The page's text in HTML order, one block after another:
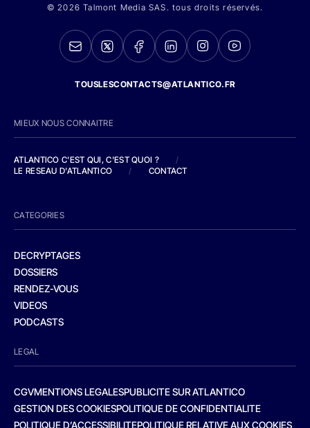
© 2026 Talmont Media SAS. tous droits réservés.
TOUSLESCONTACTS@ATLANTICO.FR
MIEUX NOUS CONNAITRE
ATLANTICO C'EST QUI, C'EST QUOI ?
/
LE RESEAU D'ATLANTICO
/ CONTACT
CATEGORIES
DECRYPTAGES
DOSSIERS
RENDEZ-VOUS
VIDEOS
PODCASTS
LEGAL
CGVMENTIONS LEGALESPUBLICITE SUR ATLANTICO
GESTION DES COOKIESPOLITIQUE DE CONFIDENTIALITE
POLITIQUE D’ACCESSIBILITEPOLITIQUE RELATIVE AUX COOKIES